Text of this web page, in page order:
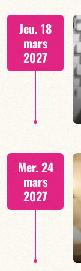
Jeu. 18
mars
2027
Mer. 24
mars
2027